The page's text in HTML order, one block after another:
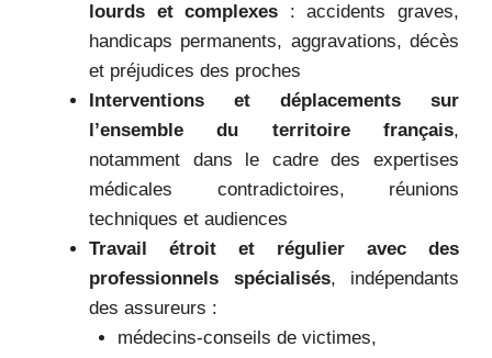
lourds et complexes : accidents graves,
handicaps permanents, aggravations, décès
et préjudices des proches
Interventions et déplacements sur
l’ensemble du territoire français,
notamment dans le cadre des expertises
médicales contradictoires, réunions
techniques et audiences
Travail étroit et régulier avec des
professionnels spécialisés, indépendants
des assureurs :
médecins-conseils de victimes,